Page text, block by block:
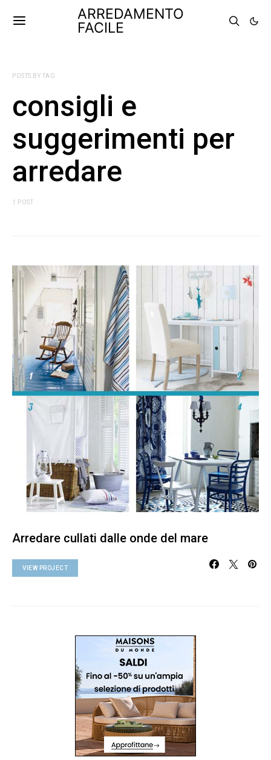
ARREDAMENTO
FACILE
POSTS BY TAG
consigli e
suggerimenti per
arredare
1 POST
Arredare cullati dalle onde del mare
VIEW PROJECT